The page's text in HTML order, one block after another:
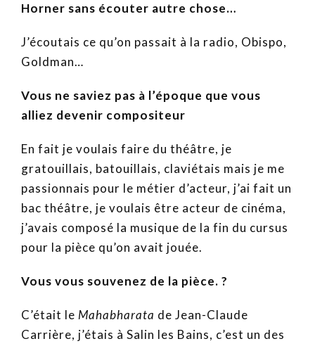
Horner sans écouter autre chose…
J’écoutais ce qu’on passait à la radio, Obispo,
Goldman…
Vous ne saviez pas à l’époque que vous
alliez devenir compositeur
En fait je voulais faire du théâtre, je
gratouillais, batouillais, claviétais mais je me
passionnais pour le métier d’acteur, j’ai fait un
bac théâtre, je voulais être acteur de cinéma,
j’avais composé la musique de la fin du cursus
pour la pièce qu’on avait jouée.
Vous vous souvenez de la pièce. ?
C’était le Mahabharata de Jean-Claude
Carrière, j’étais à Salin les Bains, c’est un des